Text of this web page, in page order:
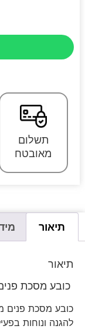
תשלום
מאובטח
תיאור
תיאור
כובע מסכת
כובע מסכת פנים
להגנה ונוחות